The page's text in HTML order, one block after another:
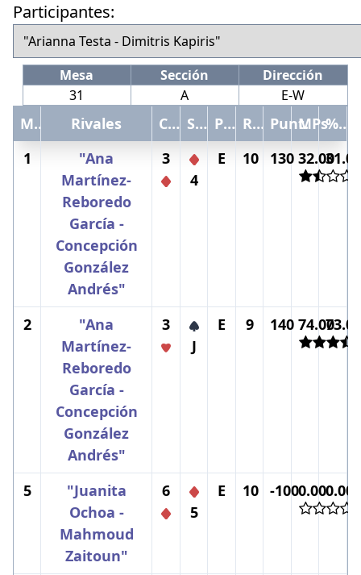
Participantes:
Mesa Sección
Dirección
31
A E-W
Mano Rivales Contrato Salida Por Resultado Punt.MPs % punt.
1
"Ana
Martínez-
Reboredo
García -
Concepción
González
Andrés"
3
4
E 10 130 32.00
2
"Ana
Martínez-
Reboredo
García -
Concepción
González
Andrés"
3
J
E 9 140 74.00
5
"Juanita
Ochoa -
Mahmoud
Zaitoun"
6
5
E 10 -1000.00